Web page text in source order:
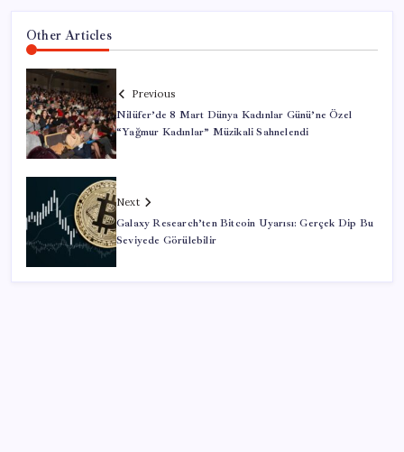
Other Articles
Previous
Nilüfer’de 8 Mart Dünya Kadınlar Günü’ne Özel
“Yağmur Kadınlar” Müzikali Sahnelendi
Next
Galaxy Research’ten Bitcoin Uyarısı: Gerçek Dip Bu
Seviyede Görülebilir